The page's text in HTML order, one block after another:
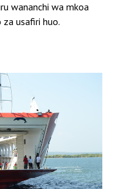
wananchi wa mkoa
usafiri huo.